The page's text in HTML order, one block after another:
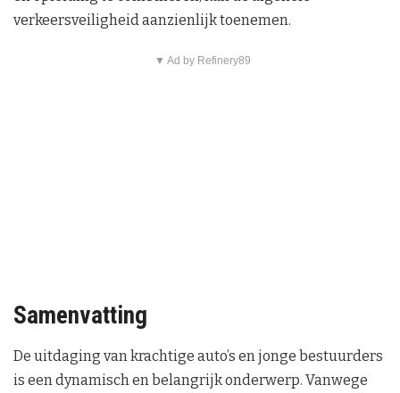
verkeersveiligheid aanzienlijk toenemen.
▼ Ad by Refinery89
Samenvatting
De uitdaging van krachtige auto’s en jonge bestuurders
is een dynamisch en belangrijk onderwerp. Vanwege